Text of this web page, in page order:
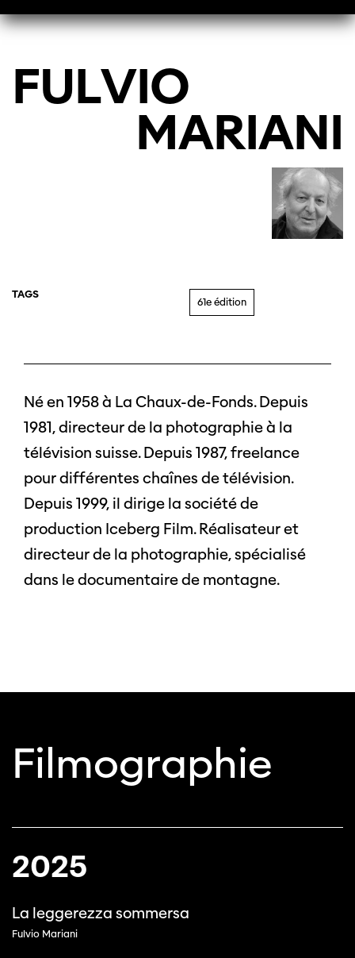
FULVIO
MARIANI
TAGS
61e édition
Né en 1958 à La Chaux-de-Fonds. Depuis
1981, directeur de la photographie à la
télévision suisse. Depuis 1987, freelance
pour différentes chaînes de télévision.
Depuis 1999, il dirige la société de
production Iceberg Film. Réalisateur et
directeur de la photographie, spécialisé
dans le documentaire de montagne.
Filmographie
2025
La leggerezza sommersa
Fulvio Mariani